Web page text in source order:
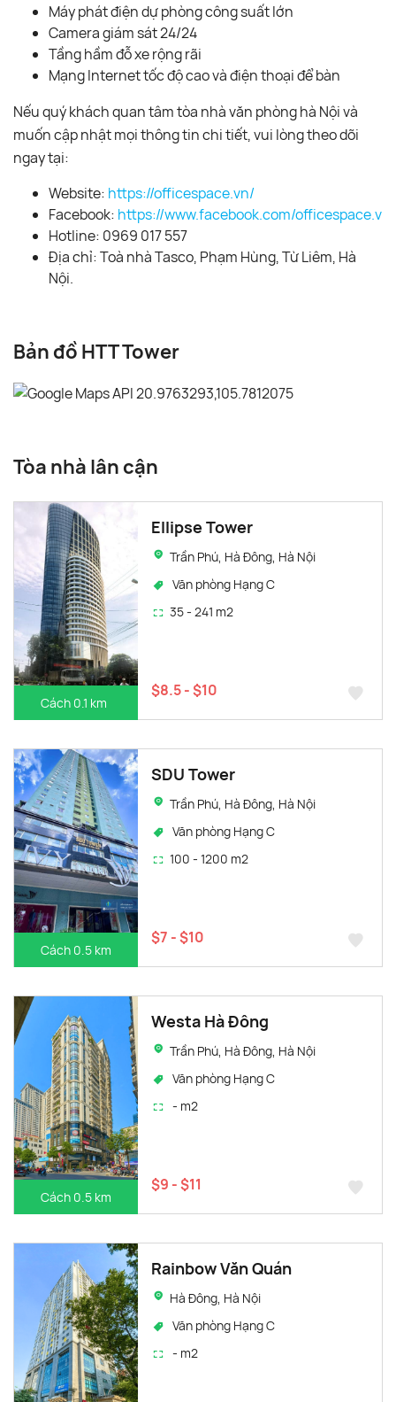
Máy phát điện dự phòng công suất lớn
Camera giám sát 24/24
Tầng hầm đỗ xe rộng rãi
Mạng Internet tốc độ cao và điện thoại để bàn
Nếu quý khách quan tâm tòa nhà văn phòng hà Nội và
muốn cập nhật mọi thông tin chi tiết, vui lòng theo dõi
ngay tại:
Website: https://officespace.vn/
Facebook: https://www.facebook.com/officespace.vn/
Hotline: 0969 017 557
Địa chỉ: Toà nhà Tasco, Phạm Hùng, Từ Liêm, Hà
Nội.
Bản đồ HTT Tower
Tòa nhà lân cận
Cách 0.1 km
Ellipse Tower
Trần Phú, Hà Đông, Hà Nội
Văn phòng Hạng C
35 - 241 m2
$8.5 - $10
Cách 0.5 km
SDU Tower
Trần Phú, Hà Đông, Hà Nội
Văn phòng Hạng C
100 - 1200 m2
$7 - $10
Cách 0.5 km
Westa Hà Đông
Trần Phú, Hà Đông, Hà Nội
Văn phòng Hạng C
- m2
$9 - $11
Rainbow Văn Quán
Hà Đông, Hà Nội
Văn phòng Hạng C
- m2